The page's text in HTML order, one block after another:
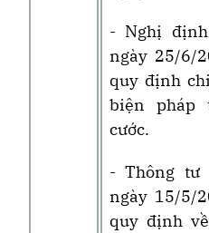
- Nghị
ngày 25/6/
quy định
biện pháp
cước.
- Thông tư
ngày 15/5/
quy định